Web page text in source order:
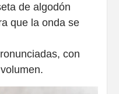
de algodón
que la onda se
con